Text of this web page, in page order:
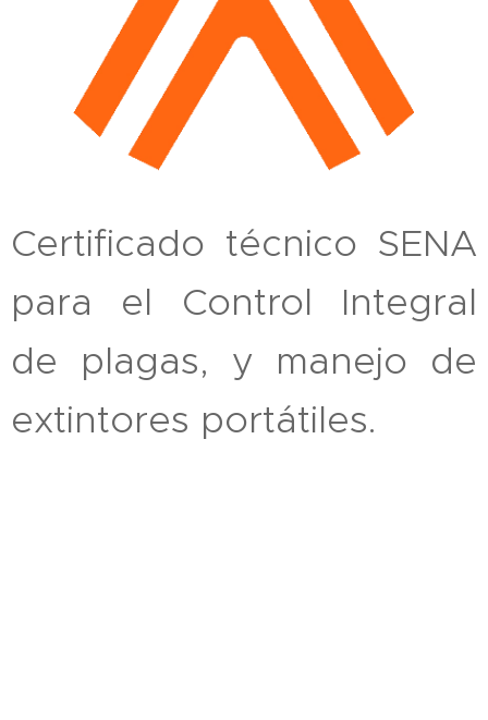
Certificado técnico SENA
para el Control Integral
de plagas, y manejo de
extintores portátiles.